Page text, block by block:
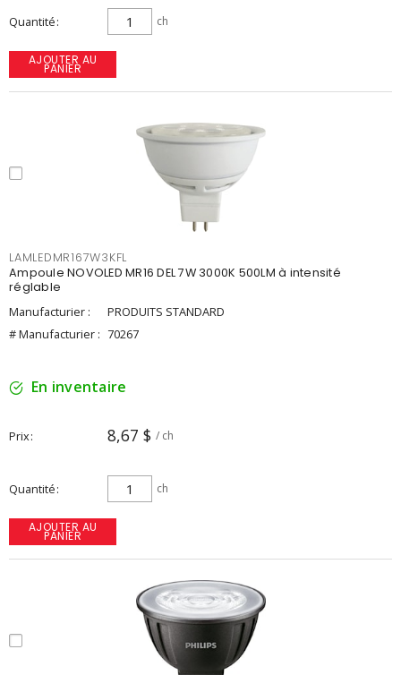
Quantité ch
AJOUTER AU
PANIER
LAMLEDMR167W3KFL
Ampoule NOVOLED MR16 DEL 7W 3000K 500LM à intensité
réglable
Manufacturier :
PRODUITS STANDARD
# Manufacturier : 70267
En inventaire
Prix 8,67 $ / ch
Quantité ch
AJOUTER AU
PANIER